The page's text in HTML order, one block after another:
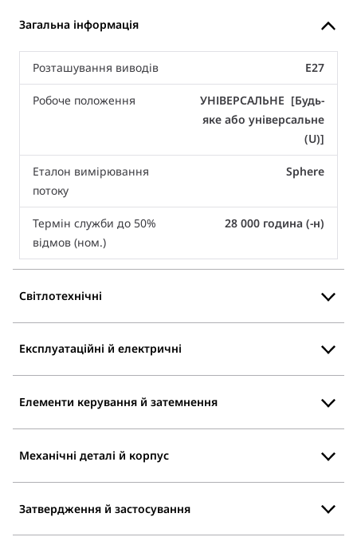
Загальна інформація
Розташування виводів E27
Робоче положення
УНІВЕРСАЛЬНЕ [Будь-
яке або універсальне
(U)]
Еталон вимірювання
потоку
Sphere
Термін служби до 50%
відмов (ном.)
28 000 година (-н)
Світлотехнічні
Експлуатаційні й електричні
Елементи керування й затемнення
Механічні деталі й корпус
Затвердження й застосування